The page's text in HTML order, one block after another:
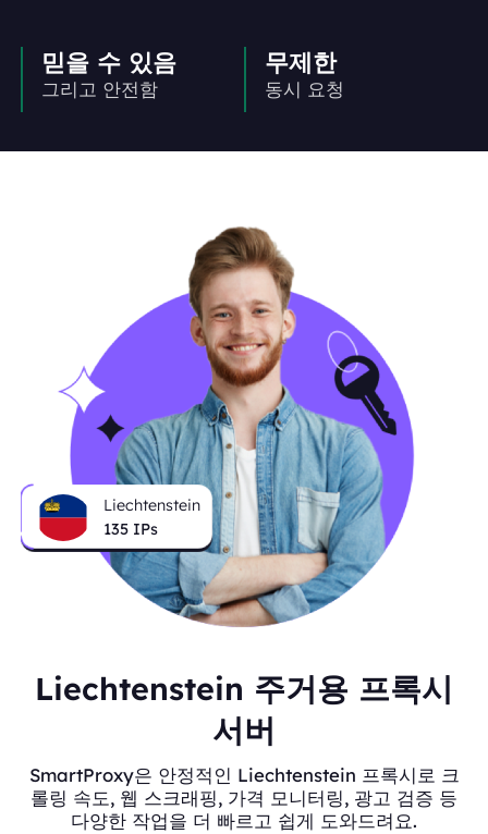
믿을 수 있음
그리고 안전함
무제한
동시 요청
Liechtenstein
135 IPs
Liechtenstein 주거용 프록시
서버
SmartProxy은 안정적인 Liechtenstein 프록시로 크
롤링 속도, 웹 스크래핑, 가격 모니터링, 광고 검증 등
다양한 작업을 더 빠르고 쉽게 도와드려요.